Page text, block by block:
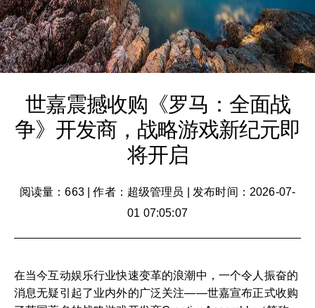
世嘉震撼收购《罗马：全面战
争》开发商，战略游戏新纪元即
将开启
阅读量：663|作者：超级管理员
发布时间：2026-07-
01 07:05:07
在当今互动娱乐行业快速变革的浪潮中，一个令人振奋的
消息无疑引起了业内外的广泛关注——世嘉宣布正式收购